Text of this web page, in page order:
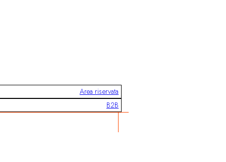
Area riservata
B2B